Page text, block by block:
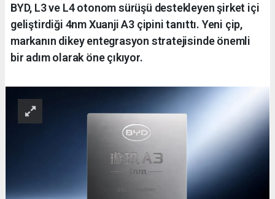
BYD, L3 ve L4 otonom sürüşü destekleyen şirket içi
geliştirdiği 4nm Xuanji A3 çipini tanıttı. Yeni çip,
markanın dikey entegrasyon stratejisinde önemli
bir adım olarak öne çıkıyor.